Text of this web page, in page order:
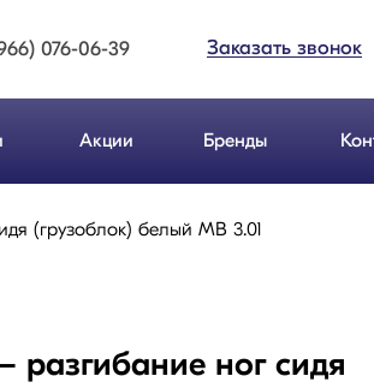
076-06-39 Заказать звонок
Акции Бренды
(грузоблок) белый МВ 3.01
разгибание ног сидя